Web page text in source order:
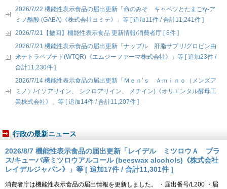
2026/7/22 機能性表示食品の届出更新「命のみそ キャベツとたまご/γ-ア
ミノ酪酸 (GABA)《株式会社ヨミテ》」等 [ 追加11件 / 合計11,241件 ]
2026/7/21【撤回】機能性表示食品 更新情報/消費者庁 [ 8件 ]
2026/7/21 機能性表示食品の届出更新「ナップル 肝脂サプリ/グロビン由
来テトラペプチド(WTQR)《エムジーファーマ株式会社》」等 [ 追加23件 /
合計11,230件 ]
2026/7/14 機能性表示食品の届出更新「Ｍｅｎ’ｓ Ａｍｉｎｏ（メンズア
ミノ）/イソアリイン、 シクロアリイン、 メチイン)《オリエンタル酵母工
業株式会社》」等 [ 追加14件 / 合計11,207件 ]
行政の最新ニュース
2026/8/7 機能性表示食品の届出更新「レイデル ミツロウＡ プラ
ス/キューバ産ミツロウアルコール (beeswax alcohols)《株式会社
レイデルジャパン》」等 [ 追加17件 / 合計11,301件 ]
消費者庁は機能性表示食品の届出情報を更新しました。 ・届出番号/L200 ・届